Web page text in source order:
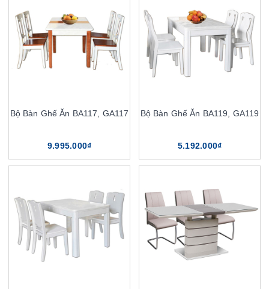
Bộ Bàn Ghế Ăn BA117, GA117
9.995.000₫
Bộ Bàn Ghế Ăn BA119, GA119
5.192.000₫